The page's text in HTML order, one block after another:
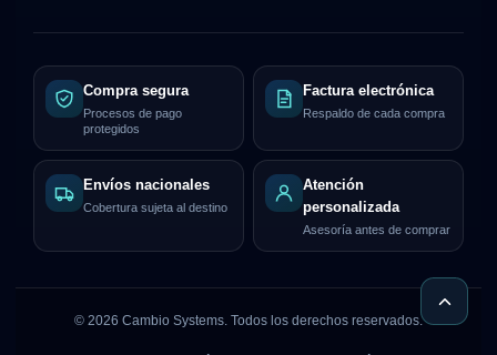
Compra segura
Procesos de pago
protegidos
Factura electrónica
Respaldo de cada compra
Envíos nacionales
Cobertura sujeta al destino
Atención
personalizada
Asesoría antes de comprar
© 2026 Cambio Systems. Todos los derechos reservados.